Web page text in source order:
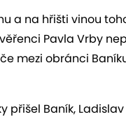
a na hřišti vinou
Pavla Vrby
mezi obránci
přišel Baník,